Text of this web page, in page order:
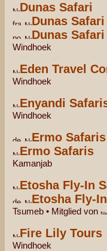
Dunas Safari
Dunas Safari
Dunas Safari
Windhoek
Eden Travel
Windhoek
Enyandi
Windhoek
Ermo Safaris
Ermo Safaris
Kamanjab
Etosha Fly-In
Etosha Fly-
Tsumeb • Mitglied von
Fire Lily Tours
Windhoek